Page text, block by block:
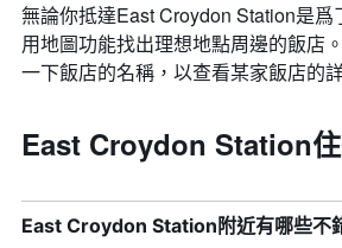
無論你抵達East Croydon Station​是爲
用地圖功能找出理想地點周邊的飯店
一下飯店的名稱，以查看某家飯店的
East Croydon Station
East Croydon Station附近有哪些不